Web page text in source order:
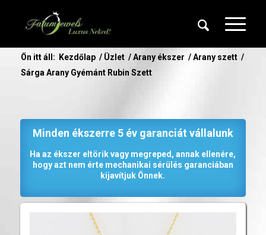
Ön itt áll: Kezdőlap / Üzlet / Arany ékszer / Arany szett /
Sárga Arany Gyémánt Rubin Szett
Minden ékszerre 5 év garanciát vállalunk
Ha az ékszer eltörik vagy megreped, annak ellenére,
hogy azt nem érte mechanikai sérülés garanciában
kijavítjuk Önnek.